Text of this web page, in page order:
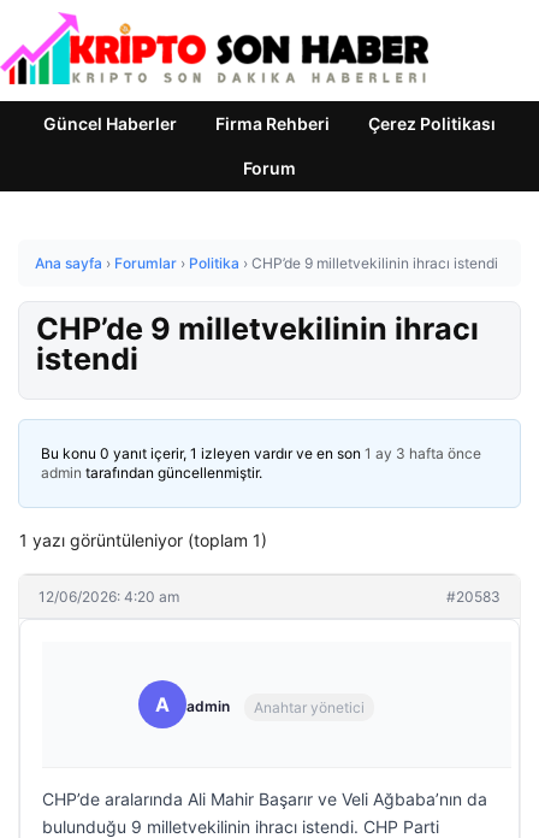
Güncel Haberler Firma Rehberi Çerez Politikası
Forum
Ana sayfa › Forumlar › Politika › CHP’de 9 milletvekilinin ihracı istendi
CHP’de 9 milletvekilinin ihracı
istendi
Bu konu 0 yanıt içerir, 1 izleyen vardır ve en son 1 ay 3 hafta önce
admin tarafından güncellenmiştir.
1 yazı görüntüleniyor (toplam 1)
12/06/2026: 4:20 am #20583
A admin Anahtar yönetici
CHP’de aralarında Ali Mahir Başarır ve Veli Ağbaba’nın da
bulunduğu 9 milletvekilinin ihracı istendi. CHP Parti